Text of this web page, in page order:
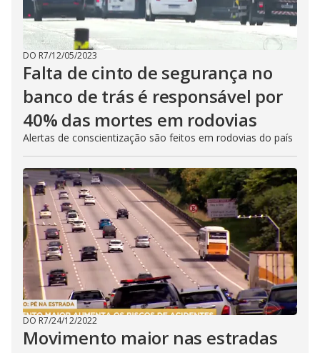
DO R7/12/05/2023
Falta de cinto de segurança no
banco de trás é responsável por
40% das mortes em rodovias
Alertas de conscientização são feitos em rodovias do país
DO R7/24/12/2022
Movimento maior nas estradas